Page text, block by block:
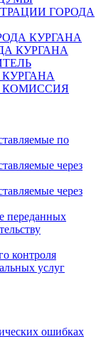
ГОРОДА
КУРГАНА
КУРГАНА
КОМИССИЯ
по
через
через
переданных
контроля
услуг
ошибках